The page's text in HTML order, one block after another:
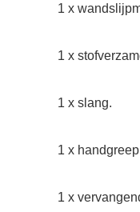
1 x
1 x
1 x slang.
1 x
1 x